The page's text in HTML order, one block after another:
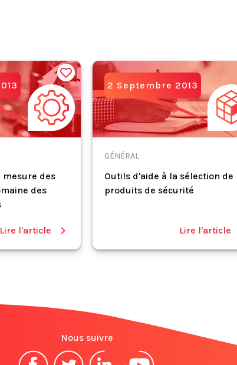
mesure des
des
Lire l'article
2 Septembre 2013
GÉNÉRAL
Outils d'aide à la sélection de
produits de sécurité
Lire l'article
Nous suivre